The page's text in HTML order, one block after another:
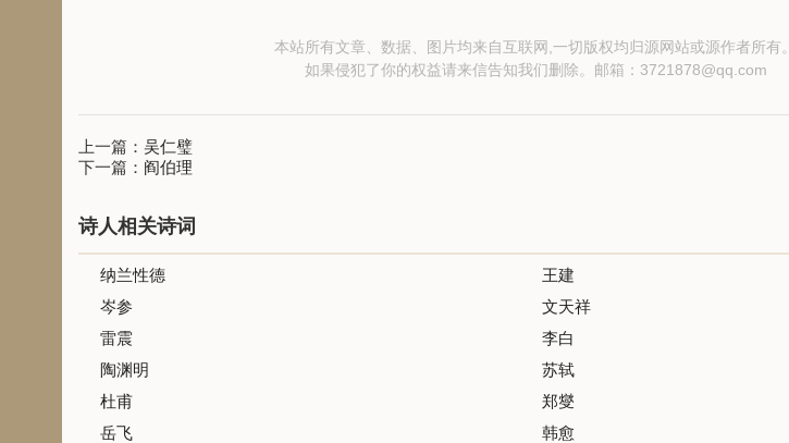
本站所有文章、数据、图片均来自互联网,一切版权均归源网站或源作者所有。
如果侵犯了你的权益请来信告知我们删除。邮箱： 3721878@qq.com
上一篇： 吴仁璧
下一篇： 阎伯理
诗人相关诗词
纳兰性德
王建
岑参
文天祥
雷震
李白
陶渊明
苏轼
杜甫
郑燮
岳飞
韩愈